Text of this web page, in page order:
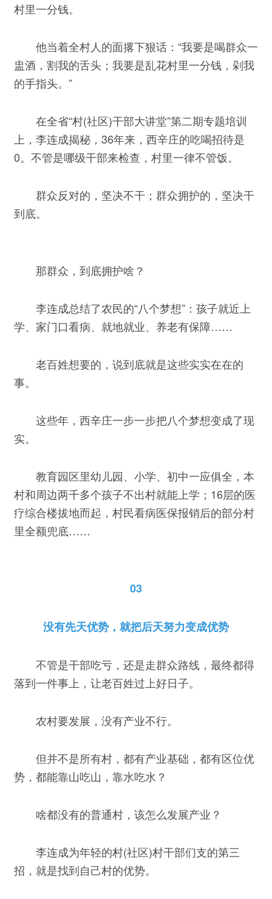
村里一分钱。
他当着全村人的面撂下狠话：“我要是喝群众一
盅酒，割我的舌头；我要是乱花村里一分钱，剁我
的手指头。”
在全省“村(社区)干部大讲堂”第二期专题培训
上，李连成揭秘，36年来，西辛庄的吃喝招待是
0。不管是哪级干部来检查，村里一律不管饭。
群众反对的，坚决不干；群众拥护的，坚决干
到底。
那群众，到底拥护啥？
李连成总结了农民的“八个梦想”：孩子就近上
学、家门口看病、就地就业、养老有保障……
老百姓想要的，说到底就是这些实实在在的
事。
这些年，西辛庄一步一步把八个梦想变成了现
实。
教育园区里幼儿园、小学、初中一应俱全，本
村和周边两千多个孩子不出村就能上学；16层的医
疗综合楼拔地而起，村民看病医保报销后的部分村
里全额兜底……
03
没有先天优势，就把后天努力变成优势
不管是干部吃亏，还是走群众路线，最终都得
落到一件事上，让老百姓过上好日子。
农村要发展，没有产业不行。
但并不是所有村，都有产业基础，都有区位优
势，都能靠山吃山，靠水吃水？
啥都没有的普通村，该怎么发展产业？
李连成为年轻的村(社区)村干部们支的第三
招，就是找到自己村的优势。